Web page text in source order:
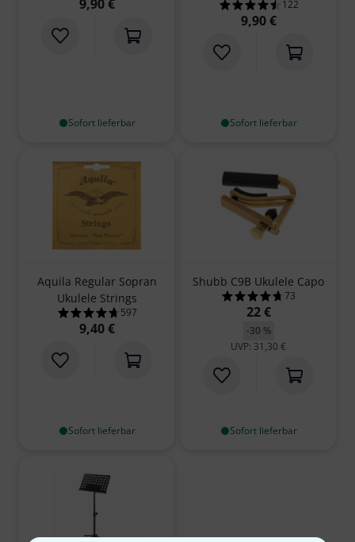
9,90 €
Sofort lieferbar
4.5 von 5
122
9,90 €
Sofort lieferbar
Aquila Regular Sopran
Ukulele Strings
4.7 von 5 Sternen aus 597 Kundenbewertungen
597
9,40 €
Sofort lieferbar
Shubb C9B Ukulele Capo
4.7 von 5
73
22 €
-30 %
UVP: 31,30 €
Sofort lieferbar